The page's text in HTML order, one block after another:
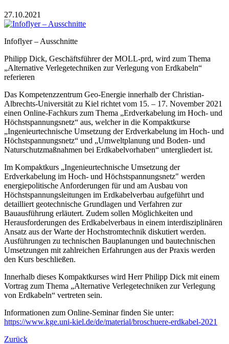
27.10.2021
Infoflyer – Ausschnitte
Philipp Dick, Geschäftsführer der MOLL-prd, wird zum Thema
„Alternative Verlegetechniken zur Verlegung von Erdkabeln“
referieren
Das Kompetenzzentrum Geo-Energie innerhalb der Christian-
Albrechts-Universität zu Kiel richtet vom 15. – 17. November 2021
einen Online-Fachkurs zum Thema „Erdverkabelung im Hoch- und
Höchstspannungsnetz“ aus, welcher in die Kompaktkurse
„Ingenieurtechnische Umsetzung der Erdverkabelung im Hoch- und
Höchstspannungsnetz“ und „Umweltplanung und Boden- und
Naturschutzmaßnahmen bei Erdkabelvorhaben“ untergliedert ist.
Im Kompaktkurs „Ingenieurtechnische Umsetzung der
Erdverkabelung im Hoch- und Höchstspannungsnetz" werden
energiepolitische Anforderungen für und am Ausbau von
Höchstspannungsleitungen im Erdkabelverbau aufgeführt und
detailliert geotechnische Grundlagen und Verfahren zur
Bauausführung erläutert. Zudem sollen Möglichkeiten und
Herausforderungen des Erdkabelverbaus in einem interdisziplinären
Ansatz aus der Warte der Hochstromtechnik diskutiert werden.
Ausführungen zu technischen Bauplanungen und bautechnischen
Umsetzungen mit zahlreichen Erfahrungen aus der Praxis werden
den Kurs beschließen.
Innerhalb dieses Kompaktkurses wird Herr Philipp Dick mit einem
Vortrag zum Thema „Alternative Verlegetechniken zur Verlegung
von Erdkabeln“ vertreten sein.
Informationen zum Online-Seminar finden Sie unter:
https://www.kge.uni-kiel.de/de/material/broschuere-erdkabel-2021
Zurück